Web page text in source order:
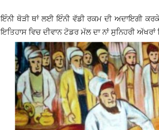
ਇੰਨੀ ਥੋੜੀ ਥਾਂ ਲਈ ਇੰਨੀ ਵੱਡੀ ਰਕਮ ਦੀ ਅਦਾਇਗੀ
ਇਤਿਹਾਸ ਵਿਚ ਦੀਵਾਨ ਟੋਡਰ ਮੱਲ ਦਾ ਨਾਂ ਸੁਨਿਹਰੀ